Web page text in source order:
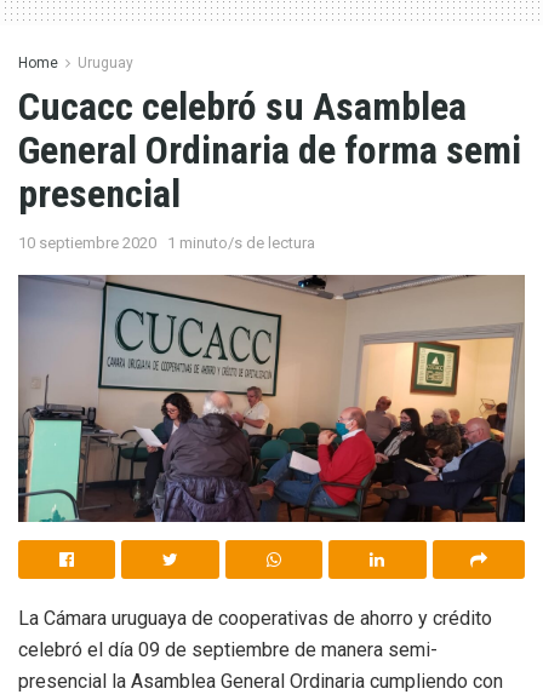
Home Uruguay
Cucacc celebró su Asamblea
General Ordinaria de forma semi
presencial
10 septiembre 2020 1 minuto/s de lectura
La Cámara uruguaya de cooperativas de ahorro y crédito
celebró el día 09 de septiembre de manera semi-
presencial la Asamblea General Ordinaria cumpliendo con